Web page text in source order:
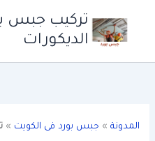
المحتوى
تركيب جبس
الديكورات
المدونة » جبس بورد فى الكويت »